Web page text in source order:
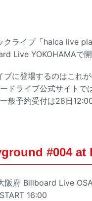
クライブ「halca live
Live YOKOHAMAで開
ブに登場するのはこれ
ドライブ公式サイト
般予約受付は28日
#004
阪府 Billboard Live
16:00